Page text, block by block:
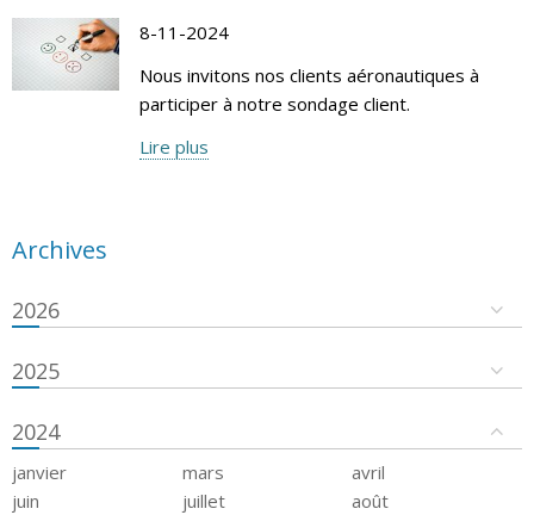
8-11-2024
Nous invitons nos clients aéronautiques à
participer à notre sondage client.
Lire plus
Archives
2026
2025
2024
janvier mars
avril
juin
juillet
août